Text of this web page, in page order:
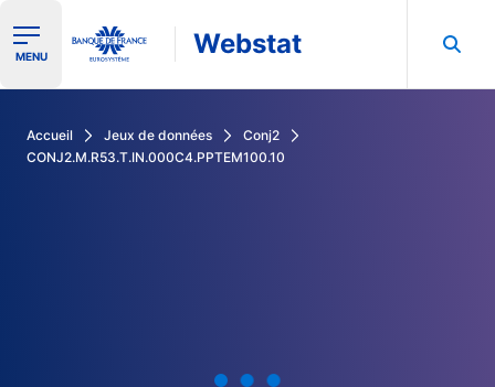
Ouvrir le menu de navigation
MENU Webstat
Accueil Jeux de données
Conj2
CONJ2.M.R53.T.IN.000C4.PPTEM100.10